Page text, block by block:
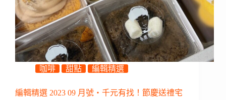
咖啡 甜點 編輯精選
編輯精選 2023 09 月號・千元有找！節慶送禮宅